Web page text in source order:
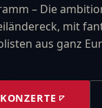
– Die
mit
aus ganz